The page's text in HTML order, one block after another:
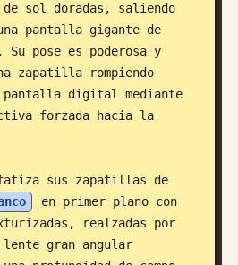
sol doradas, saliendo
pantalla gigante de
Su pose es poderosa y
zapatilla rompiendo
pantalla digital mediante
forzada hacia la
sus zapatillas de
en primer plano con
realzadas por
gran angular